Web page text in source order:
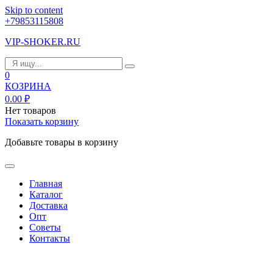
Skip to content
+79853115808
VIP-SHOKER.RU
0
КОЗРИНА
0.00 ₽
Нет товаров
Показать корзину
Добавьте товары в корзину
Главная
Каталог
Доставка
Опт
Советы
Контакты